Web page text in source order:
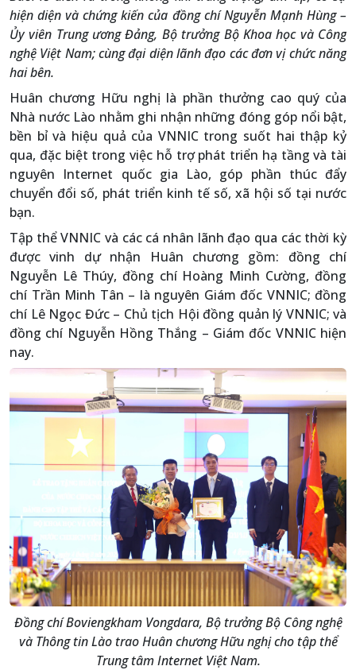
hiện diện và chứng kiến của đồng chí Nguyễn Mạnh Hùng –
Ủy viên Trung ương Đảng, Bộ trưởng Bộ Khoa học và Công
nghệ Việt Nam; cùng đại diện lãnh đạo các đơn vị chức năng
hai bên.
Huân chương Hữu nghị là phần thưởng cao quý của
Nhà nước Lào nhằm ghi nhận những đóng góp nổi bật,
bền bỉ và hiệu quả của VNNIC trong suốt hai thập kỷ
qua, đặc biệt trong việc hỗ trợ phát triển hạ tầng và tài
nguyên Internet quốc gia Lào, góp phần thúc đẩy
chuyển đổi số, phát triển kinh tế số, xã hội số tại nước
bạn.
Tập thể VNNIC và các cá nhân lãnh đạo qua các thời kỳ
được vinh dự nhận Huân chương gồm: đồng chí
Nguyễn Lê Thúy, đồng chí Hoàng Minh Cường, đồng
chí Trần Minh Tân – là nguyên Giám đốc VNNIC; đồng
chí Lê Ngọc Đức – Chủ tịch Hội đồng quản lý VNNIC; và
đồng chí Nguyễn Hồng Thắng – Giám đốc VNNIC hiện
nay.
Đồng chí Boviengkham Vongdara, Bộ trưởng Bộ Công nghệ
và Thông tin Lào trao Huân chương Hữu nghị cho tập thể
Trung tâm Internet Việt Nam.